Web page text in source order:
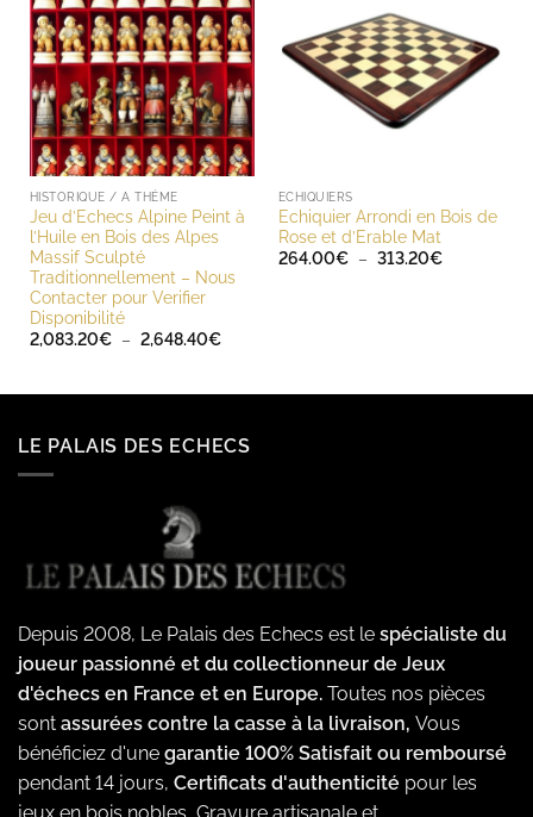
HISTORIQUE / A THÈME
Jeu d’Echecs Alpine Peint à
l’Huile en Bois des Alpes
Massif Sculpté
Traditionnellement – Nous
Contacter pour Verifier
Disponibilité
2,083.20€ – 2,648.40€Plage
à
ECHIQUIERS
Echiquier Arrondi en Bois de
Rose et d’Erable Mat
264.00€ – 313.20€Plage
LE PALAIS DES ECHECS
Depuis 2008, Le Palais des Echecs est le spécialiste du
joueur passionné et du collectionneur de Jeux
d'échecs en France et en Europe. Toutes nos pièces
sont assurées contre la casse à la livraison, Vous
bénéficiez d'une garantie 100% Satisfait ou remboursé
pendant 14 jours, Certificats d'authenticité pour les